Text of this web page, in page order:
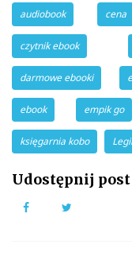
audiobook cena
czytnik ebook
darmowe ebooki
ebook empik go
księgarnia kobo
Udostępnij post
Facebook